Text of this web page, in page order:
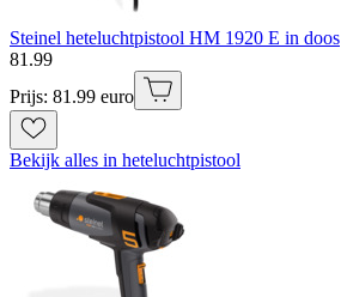
Steinel heteluchtpistool HM 1920 E in doos
81 .99
Prijs: 81.99 euro
Bekijk alles in heteluchtpistool